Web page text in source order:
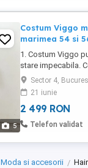
5
Costum Viggo
marimea 54 si
1. Costum Viggo
stare impecabila.
din 3 piese, astfel:
Vesta Extra, se
cravata. Costumul
transport. Marime:
16% lana merino
Sector 4,
21 iunie
2 499 RON
Telefon validat
Moda si accesorii